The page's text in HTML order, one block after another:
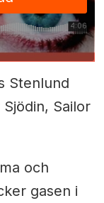
Stenlund
Sailor
och
gasen i